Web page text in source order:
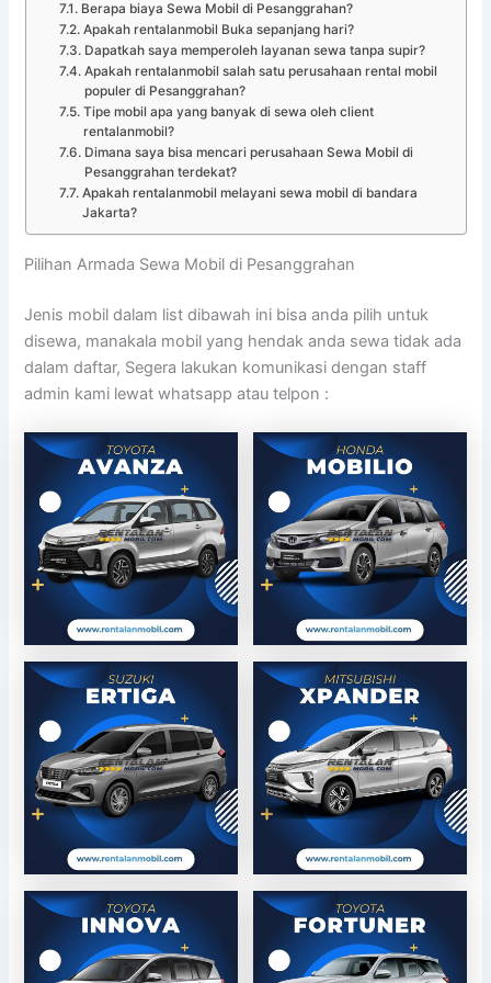
Berapa biaya Sewa Mobil di Pesanggrahan?
Apakah rentalanmobil Buka sepanjang hari?
Dapatkah saya memperoleh layanan sewa tanpa supir?
Apakah rentalanmobil salah satu perusahaan rental mobil
populer di Pesanggrahan?
Tipe mobil apa yang banyak di sewa oleh client
rentalanmobil?
Dimana saya bisa mencari perusahaan Sewa Mobil di
Pesanggrahan terdekat?
Apakah rentalanmobil melayani sewa mobil di bandara
Jakarta?
Pilihan Armada Sewa Mobil di Pesanggrahan
Jenis mobil dalam list dibawah ini bisa anda pilih untuk
disewa, manakala mobil yang hendak anda sewa tidak ada
dalam daftar, Segera lakukan komunikasi dengan staff
admin kami lewat whatsapp atau telpon :